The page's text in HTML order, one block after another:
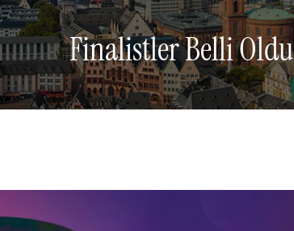
Finalistler Belli Oldu